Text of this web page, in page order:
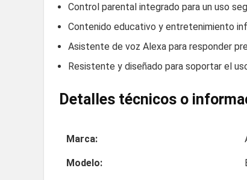
Control parental integrado para un uso
Contenido educativo y entretenimiento
Asistente de voz Alexa para responder
Resistente y diseñado para soportar el
Detalles técnicos o
Marca:
Modelo: